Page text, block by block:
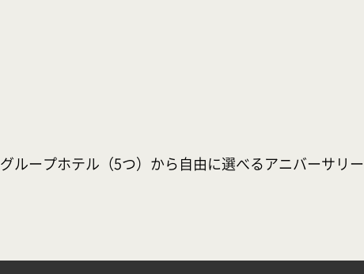
ープホテル（5つ）から自由に選べるアニバーサリー